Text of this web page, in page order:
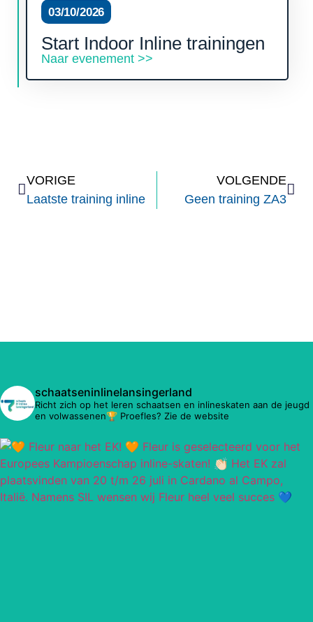
03/10/2026
Start Indoor Inline trainingen
Naar evenement >>
VORIGE
Laatste training inline
VOLGENDE
Geen training ZA3
schaatseninlinelansingerland
Richt zich op het leren schaatsen en inlineskaten aan de jeugd
en volwassenen🏆 Proefles? Zie de website